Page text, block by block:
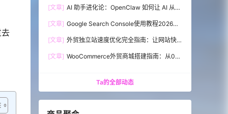
[文章] AI 助手进化论：OpenClaw 如何让 AI 从
[文章] Google Search Console使用教程2026：
[文章] 外贸独立站速度优化完全指南：让网站快
[文章] WooCommerce外贸商城搭建指南：从0到
Ta的全部动态